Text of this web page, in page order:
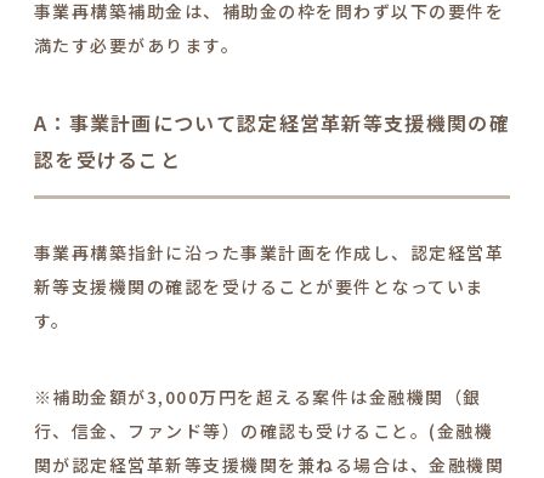
事業再構築補助金は、補助金の枠を問わず以下の要件を
満たす必要があります。
A：事業計画について認定経営革新等支援機関の確
認を受けること
事業再構築指針に沿った事業計画を作成し、認定経営革
新等支援機関の確認を受ける ことが要件となっていま
す。
※補助金額が3,000万円を超える案件は金融機関（銀
行、信金、ファンド等）の確認も受ける こと。(金融機
関が認定経営革新等支援機関を兼ねる場合は、金融機関